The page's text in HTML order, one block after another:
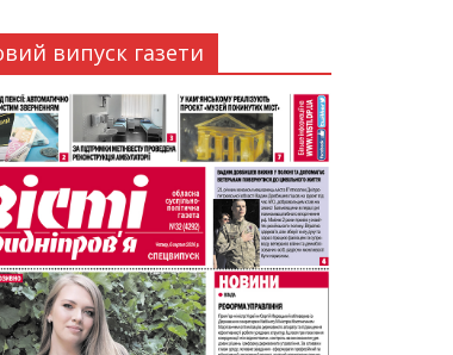
випуск газети